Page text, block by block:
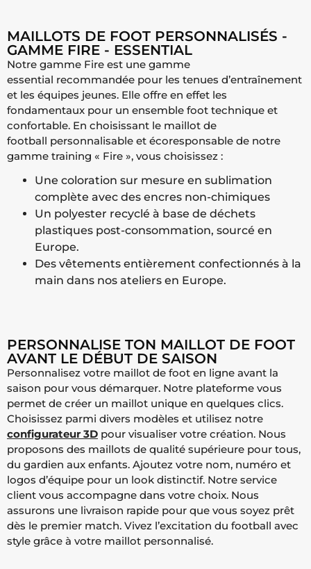
MAILLOTS DE FOOT PERSONNALISÉS -
GAMME FIRE - ESSENTIAL
Notre gamme Fire est une gamme
essential recommandée pour les tenues d’entraînement
et les équipes jeunes. Elle offre en effet les
fondamentaux pour un ensemble foot technique et
confortable. En choisissant le maillot de
football personnalisable et écoresponsable de notre
gamme training « Fire », vous choisissez :
Une coloration sur mesure en sublimation
complète avec des encres non-chimiques
Un polyester recyclé à base de déchets
plastiques post-consommation, sourcé en
Europe.
Des vêtements entièrement confectionnés à la
main dans nos ateliers en Europe.
PERSONNALISE TON MAILLOT DE FOOT
AVANT LE DÉBUT DE SAISON
Personnalisez votre maillot de foot en ligne avant la
saison pour vous démarquer. Notre plateforme vous
permet de créer un maillot unique en quelques clics.
Choisissez parmi divers modèles et utilisez notre
configurateur 3D pour visualiser votre création. Nous
proposons des maillots de qualité supérieure pour tous,
du gardien aux enfants. Ajoutez votre nom, numéro et
logos d’équipe pour un look distinctif. Notre service
client vous accompagne dans votre choix. Nous
assurons une livraison rapide pour que vous soyez prêt
dès le premier match. Vivez l’excitation du football avec
style grâce à votre maillot personnalisé.